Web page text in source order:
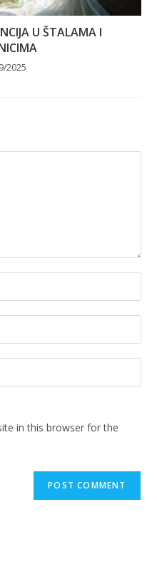
U ŠTALAMA I
2025
in this browser for the